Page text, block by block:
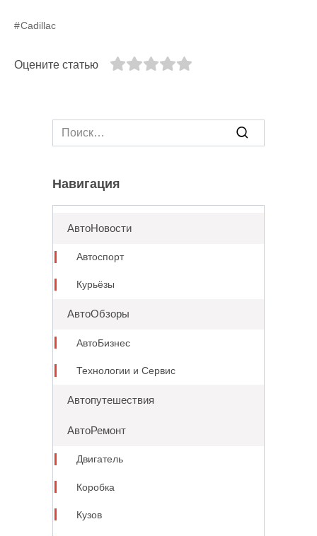
Cadillac
Оцените статью
Search
for:
Навигация
АвтоНовости
Автоспорт
Курьёзы
АвтоОбзоры
АвтоБизнес
Технологии и Сервис
Автопутешествия
АвтоРемонт
Двигатель
Коробка
Кузов